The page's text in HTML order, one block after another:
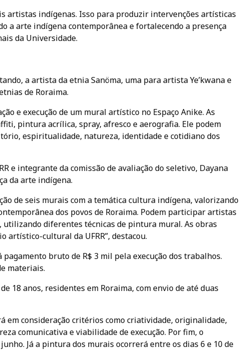
artistas indígenas. Isso para produzir intervenções artísticas
a arte indígena contemporânea e fortalecendo a presença
da Universidade.
a artista da etnia Sanöma, uma para artista Ye’kwana e
de Roraima.
e execução de um mural artístico no Espaço Anike. As
pintura acrílica, spray, afresco e aerografia. Ele podem
espiritualidade, natureza, identidade e cotidiano dos
e integrante da comissão de avaliação do seletivo, Dayana
da arte indígena.
de seis murais com a temática cultura indígena, valorizando
dos povos de Roraima. Podem participar artistas
diferentes técnicas de pintura mural. As obras
artístico-cultural da UFRR”, destacou.
bruto de R$ 3 mil pela execução dos trabalhos.
materiais.
18 anos, residentes em Roraima, com envio de até duas
em consideração critérios como criatividade, originalidade,
comunicativa e viabilidade de execução. Por fim, o
Já a pintura dos murais ocorrerá entre os dias 6 e 10 de